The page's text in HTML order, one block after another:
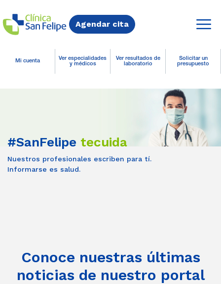
Agendar cita
Mi cuenta
Ver especialidades
y médicos
Ver resultados de
laboratorio
Solicitar un
presupuesto
#SanFelipe tecuida
Nuestros profesionales escriben para tí.
Informarse es salud.
Conoce nuestras últimas
noticias de nuestro portal